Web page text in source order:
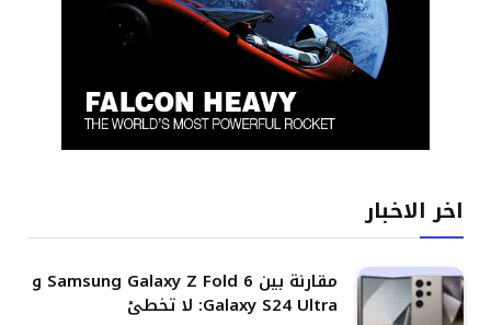
اخر الاخبار
مقارنة بين Samsung Galaxy Z Fold 6 و
Galaxy S24 Ultra: لا تخطئ